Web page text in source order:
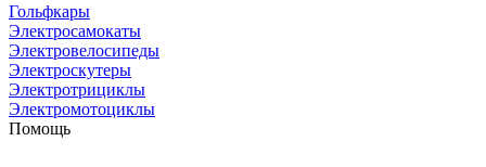
Гольфкары
Электросамокаты
Электровелосипеды
Электроскутеры
Электротрициклы
Электромотоциклы
Помощь